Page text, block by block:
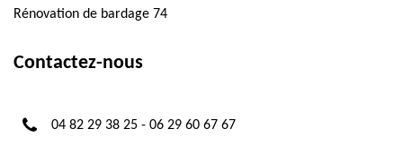
Rénovation de bardage 74
Contactez-nous
04 82 29 38 25 - 06 29 60 67 67